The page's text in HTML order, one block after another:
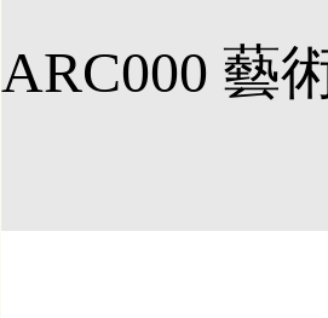
ARC000 藝